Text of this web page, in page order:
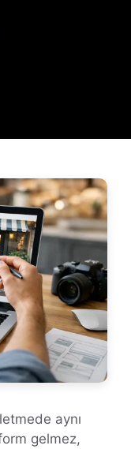
aynı
gelmez,